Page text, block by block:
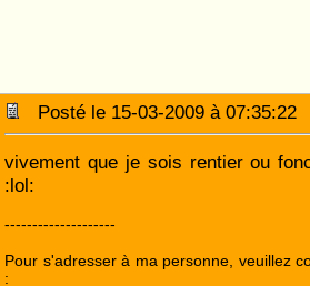
Posté le 15-03-2009 à
vivement que je sois rentier ou
:lol:
--------------------
Pour s'adresser à ma personne, veuillez
: